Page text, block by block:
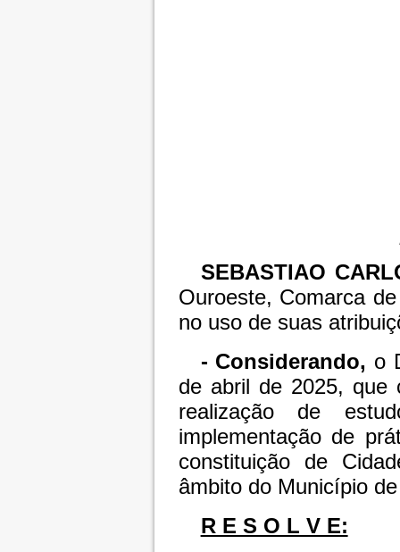
SEBASTIAO
Ouroeste, Comarca
no uso de suas
- Considerando, o
de abril de 2025, que
realização de
implementação de
constituição de
âmbito do Município
R E S O L V E: